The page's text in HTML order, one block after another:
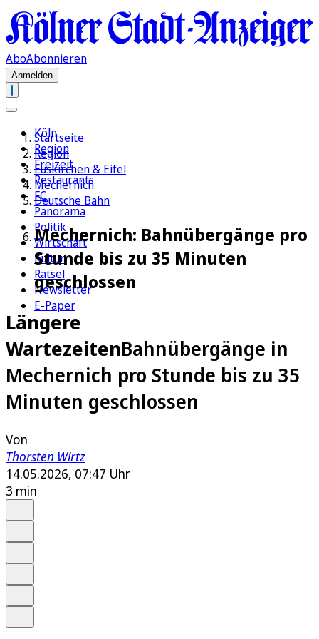
AboAbonnieren
Anmelden
Köln
Region
Freizeit
Restaurants
FC
Panorama
Politik
Wirtschaft
Kultur
Rätsel
Newsletter
E-Paper
Startseite
Region
Euskirchen & Eifel
Mechernich
Deutsche Bahn
Mechernich: Bahnübergänge pro
Stunde bis zu 35 Minuten
geschlossen
Längere
WartezeitenBahnübergänge in
Mechernich pro Stunde bis zu 35
Minuten geschlossen
Von
Thorsten Wirtz
14.05.2026, 07:47 Uhr
3 min